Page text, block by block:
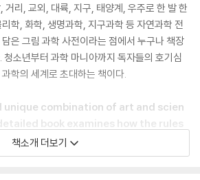
거리, 교외, 대륙, 지구, 태양계, 우주로 한 발 한
학, 화학, 생명과학, 지구과학 등 자연과학 전
은 그림 과학 사전이라는 점에서 누구나 책장
청소년부터 과학 마니아까지 독자들의 호기심
학의 세계로 초대하는 책이다.
unique combination of art and scien
book examines how the rules
the world around us, from the room
planet, the solar system and the uni
책소개 더보기